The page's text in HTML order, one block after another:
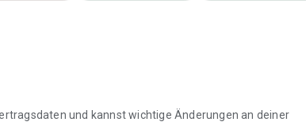
und kannst wichtige Änderungen an deiner